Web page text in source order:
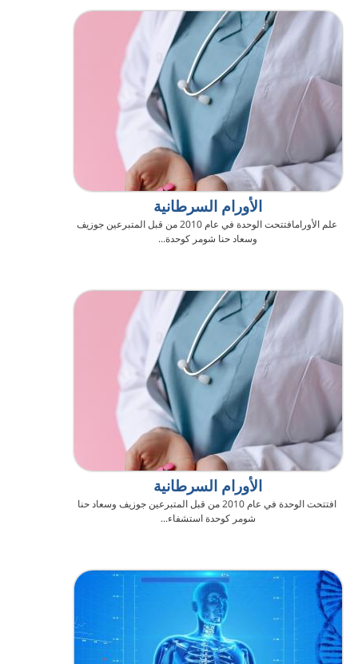
الأورام السرطانية
علم الأورامافتتحت الوحدة في عام 2010 من قبل المتبرعين جوزيف
وسعاد حنا شومر كوحدة...
الأورام السرطانية
افتتحت الوحدة في عام 2010 من قبل المتبرعين جوزيف وسعاد حنا
شومر كوحدة استشفاء...